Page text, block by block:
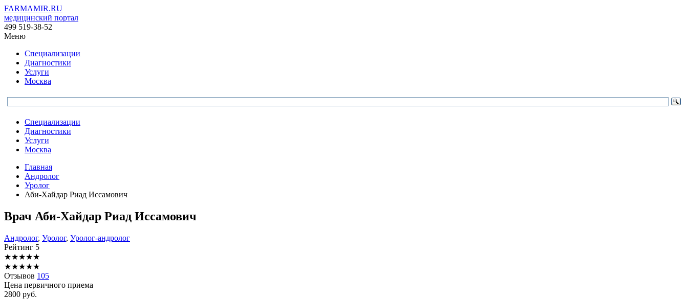
FARMAMIR.RU
медицинский портал
499 519-38-52
Меню
Специализации
Диагностики
Услуги
Москва
Специализации
Диагностики
Услуги
Москва
Главная
Андролог
Уролог
Аби-Хайдар Риад Иссамович
Врач Аби-Хайдар Риад Иссамович
Андролог, Уролог, Уролог-андролог
Рейтинг 5
★★★★★
★★★★★
Отзывов 105
Цена первичного приема
2800 руб.